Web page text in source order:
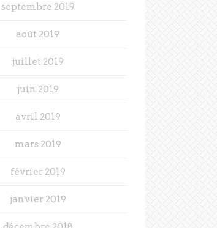
septembre 2019
août 2019
juillet 2019
juin 2019
avril 2019
mars 2019
février 2019
janvier 2019